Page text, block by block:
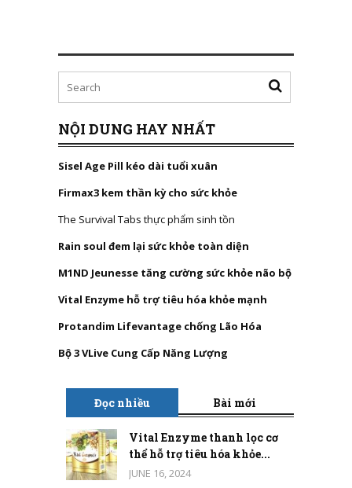
NỘI DUNG HAY NHẤT
Sisel Age Pill kéo dài tuổi xuân
Firmax3 kem thần kỳ cho sức khỏe
The Survival Tabs thực phẩm sinh tồn
Rain soul đem lại sức khỏe toàn diện
M1ND Jeunesse tăng cường sức khỏe não bộ
Vital Enzyme hỗ trợ tiêu hóa khỏe mạnh
Protandim Lifevantage chống Lão Hóa
Bộ 3 VLive Cung Cấp Năng Lượng
Đọc nhiều Bài mới
Vital Enzyme thanh lọc cơ
thể hỗ trợ tiêu hóa khỏe...
JUNE 16, 2024